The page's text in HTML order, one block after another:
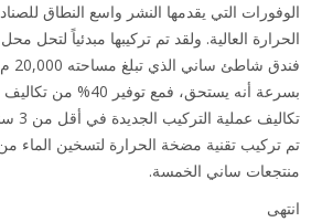
التي يقدمها النشر واسع النطاق للصناديق
العالية. ولقد تم تركيبها مبدئياً لتحل محل
فندق شاطئ ساني
بسرعة أنه يستحق، فمع توفير 40% من
تكاليف عملية التركيب
ساني الخمسة.